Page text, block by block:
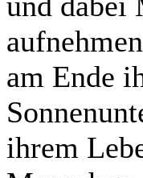
am Ende
ihrem